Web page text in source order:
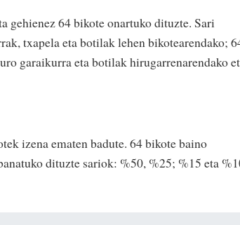
gehienez 64 bikote onartuko dituzte. Sari
txapela eta botilak lehen bikotearendako;
garaikurra eta botilak hirugarrenarendako
izena ematen badute. 64 bikote baino
dituzte sariok: %50, %25; %15 eta